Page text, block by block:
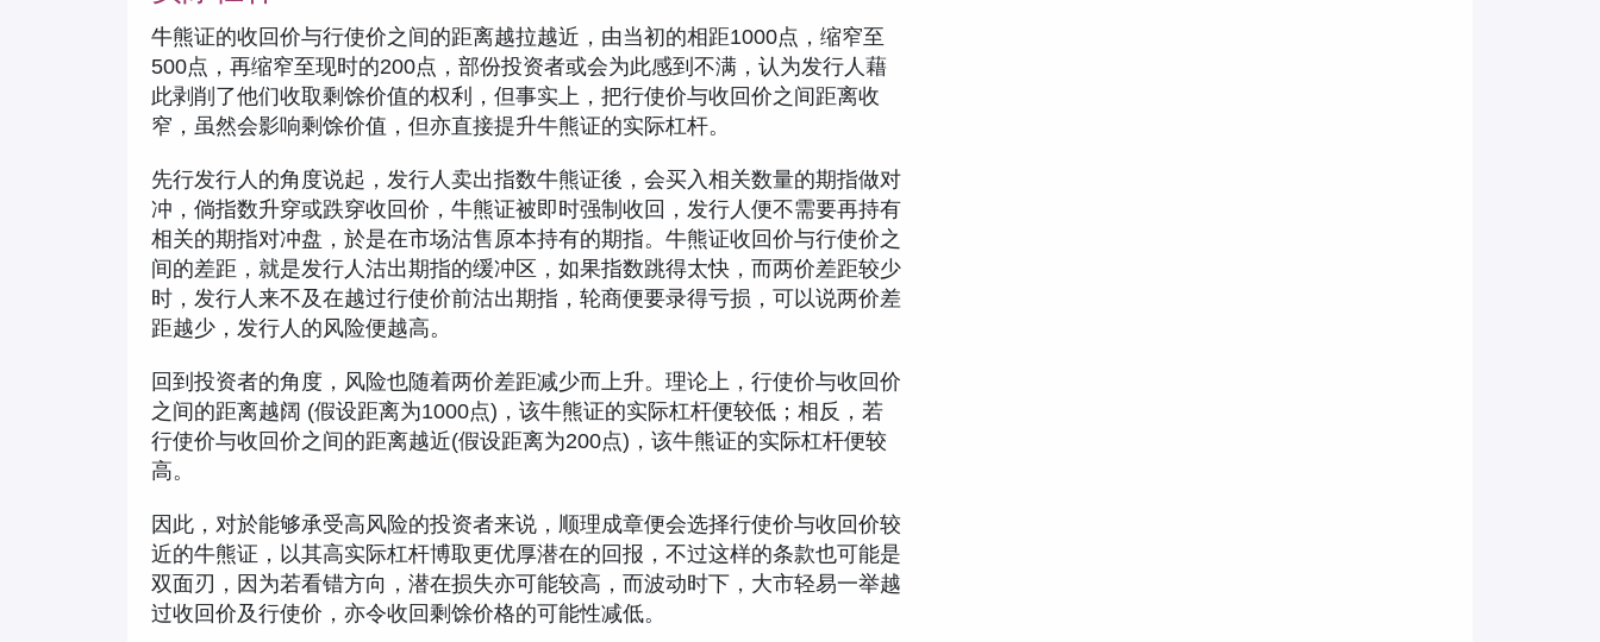
牛熊证的收回价与行使价之间的距离越拉越近，由当初的相距1000点，缩窄至
500点，再缩窄至现时的200点，部份投资者或会为此感到不满，认为发行人藉
此剥削了他们收取剩馀价值的权利，但事实上，把行使价与收回价之间距离收
窄，虽然会影响剩馀价值，但亦直接提升牛熊证的实际杠杆。
先行发行人的角度说起，发行人卖出指数牛熊证後，会买入相关数量的期指做对
冲，倘指数升穿或跌穿收回价，牛熊证被即时强制收回，发行人便不需要再持有
相关的期指对冲盘，於是在市场沽售原本持有的期指。牛熊证收回价与行使价之
间的差距，就是发行人沽出期指的缓冲区，如果指数跳得太快，而两价差距较少
时，发行人来不及在越过行使价前沽出期指，轮商便要录得亏损，可以说两价差
距越少，发行人的风险便越高。
回到投资者的角度，风险也随着两价差距减少而上升。理论上，行使价与收回价
之间的距离越阔 (假设距离为1000点)，该牛熊证的实际杠杆便较低；相反，若
行使价与收回价之间的距离越近(假设距离为200点)，该牛熊证的实际杠杆便较
高。
因此，对於能够承受高风险的投资者来说，顺理成章便会选择行使价与收回价较
近的牛熊证，以其高实际杠杆博取更优厚潜在的回报，不过这样的条款也可能是
双面刃，因为若看错方向，潜在损失亦可能较高，而波动时下，大市轻易一举越
过收回价及行使价，亦令收回剩馀价格的可能性减低。